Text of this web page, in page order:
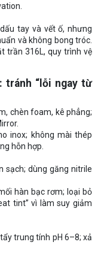
tay và vết ố, nhưng
và không bong tróc.
trần 316L, quy trình vệ
tránh “lỗi ngay từ
chèn foam, kê phẳng;
inox; không mài thép
hỗn hợp.
sạch; dùng găng nitrile
hàn bạc rơm; loại bỏ
tint” vì làm suy giảm
trung tính pH 6–8; xả